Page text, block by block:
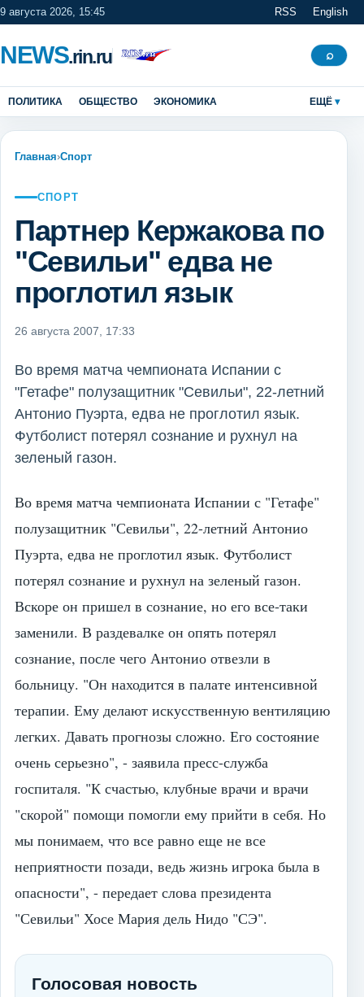
9 августа 2026, 15:45 RSS English
NEWS.rin.ru Поиск
⌕
ПОЛИТИКА ОБЩЕСТВО ЭКОНОМИКА ЕЩЁ
Главная›Спорт
СПОРТ
Партнер Кержакова по
"Севильи" едва не
проглотил язык
26 августа 2007, 17:33
Во время матча чемпионата Испании с
"Гетафе" полузащитник "Севильи", 22-летний
Антонио Пуэрта, едва не проглотил язык.
Футболист потерял сознание и рухнул на
зеленый газон.
Во время матча чемпионата Испании с "Гетафе"
полузащитник "Севильи", 22-летний Антонио
Пуэрта, едва не проглотил язык. Футболист
потерял сознание и рухнул на зеленый газон.
Вскоре он пришел в сознание, но его все-таки
заменили. В раздевалке он опять потерял
сознание, после чего Антонио отвезли в
больницу. "Он находится в палате интенсивной
терапии. Ему делают искусственную вентиляцию
легких. Давать прогнозы сложно. Его состояние
очень серьезно", - заявила пресс-служба
госпиталя. "К счастью, клубные врачи и врачи
"скорой" помощи помогли ему прийти в себя. Но
мы понимаем, что все равно еще не все
неприятности позади, ведь жизнь игрока была в
опасности", - передает слова президента
"Севильи" Хосе Мария дель Нидо "СЭ".
Голосовая новость